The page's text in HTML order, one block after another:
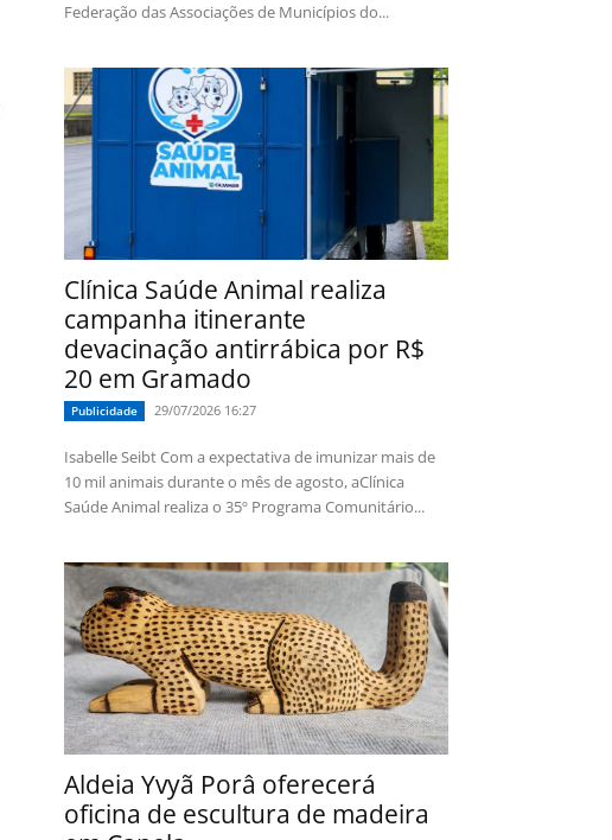
Federação das Associações de Municípios do...
Clínica Saúde Animal realiza
campanha itinerante
devacinação antirrábica por R$
20 em Gramado
Publicidade 29/07/2026 16:27
Isabelle Seibt Com a expectativa de imunizar mais de
10 mil animais durante o mês de agosto, aClínica
Saúde Animal realiza o 35º Programa Comunitário...
Aldeia Yvyã Porâ oferecerá
oficina de escultura de madeira